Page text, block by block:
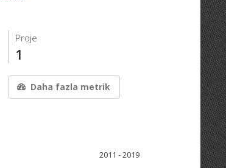
Proje
1
Daha fazla metrik
2011 - 2019